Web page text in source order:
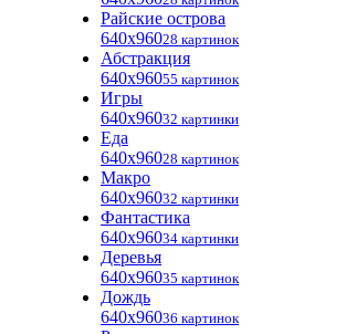
Райские острова
640x96028 картинок
Абстракция
640x96055 картинок
Игры
640x96032 картинки
Еда
640x96028 картинок
Макро
640x96032 картинки
Фантастика
640x96034 картинки
Деревья
640x96035 картинок
Дождь
640x96036 картинок